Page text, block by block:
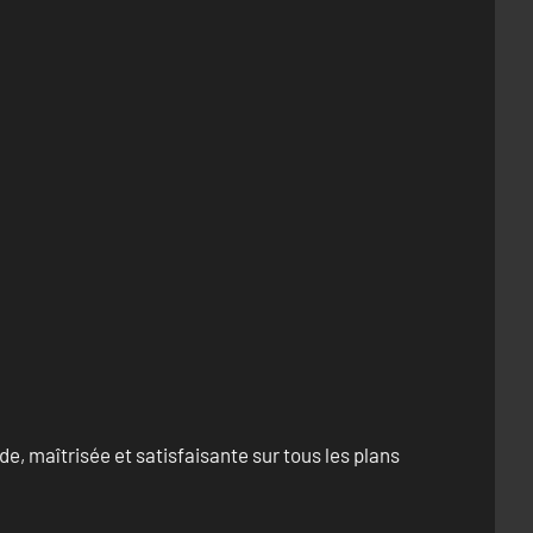
maîtrisée et satisfaisante sur tous les plans